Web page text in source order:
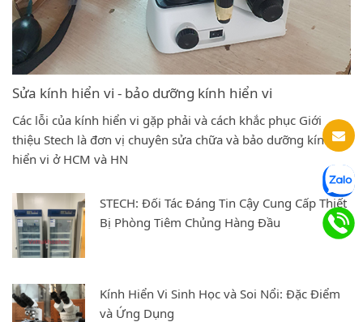
Sửa kính hiển vi - bảo dưỡng kính hiển vi
Các lỗi của kính hiển vi gặp phải và cách khắc phục Giới
thiệu Stech là đơn vị chuyên sửa chữa và bảo dưỡng kính
hiển vi ở HCM và HN
STECH: Đối Tác Đáng Tin Cậy Cung Cấp Thiết
Bị Phòng Tiêm Chủng Hàng Đầu
Kính Hiển Vi Sinh Học và Soi Nổi: Đặc Điểm
và Ứng Dụng